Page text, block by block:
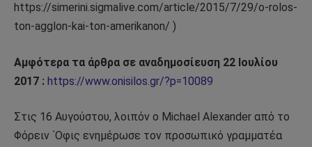
https://simerini.sigmalive.com/article/2015/7/29/o-rolos-
ton-agglon-kai-ton-amerikanon/ )
Αμφότερα τα άρθρα σε αναδημοσίευση 22 Ιουλίου
2017 : https://www.onisilos.gr/?p=10089
Στις 16 Αυγούστου, λοιπόν ο Michael Alexander από το
Φόρειν ΄Οφις ενημέρωσε τον προσωπικό γραμματέα